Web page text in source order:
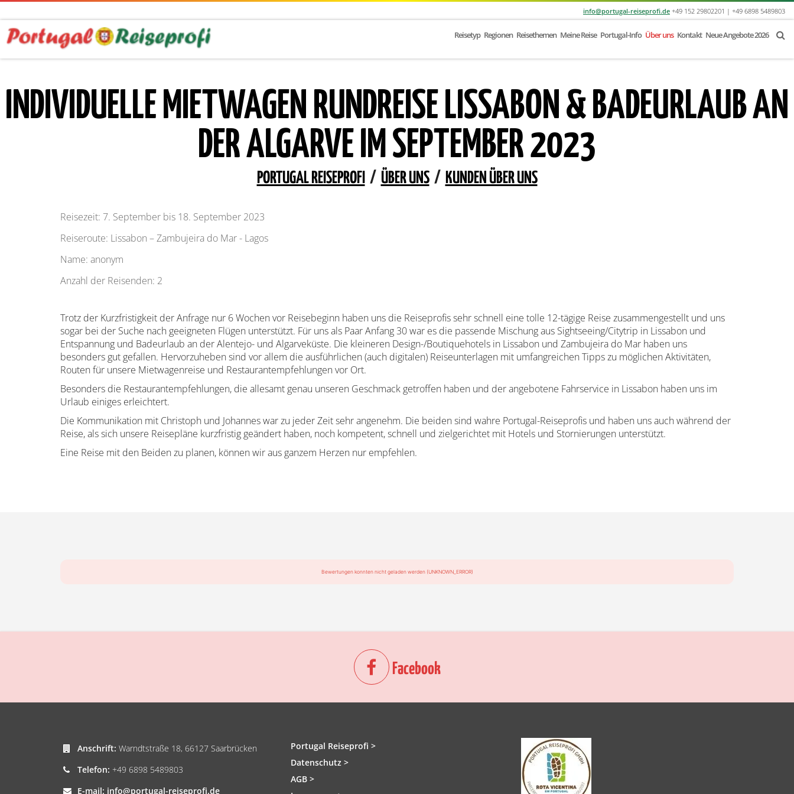
info@portugal-reiseprofi.de +49 152 29802201 | +49 6898 5489803
Reisetyp Regionen Reisethemen Meine Reise Portugal-Info Über uns Kontakt Neue Angebote 2026
INDIVIDUELLE MIETWAGEN RUNDREISE LISSABON & BADEURLAUB AN
DER ALGARVE IM SEPTEMBER 2023
PORTUGAL REISEPROFI / ÜBER UNS/ KUNDEN ÜBER UNS
Reisezeit: 7. September bis 18. September 2023
Reiseroute: Lissabon – Zambujeira do Mar - Lagos
Name: anonym
Anzahl der Reisenden: 2
Trotz der Kurzfristigkeit der Anfrage nur 6 Wochen vor Reisebeginn haben uns die Reiseprofis sehr schnell eine tolle 12-tägige Reise zusammengestellt und uns
sogar bei der Suche nach geeigneten Flügen unterstützt. Für uns als Paar Anfang 30 war es die passende Mischung aus Sightseeing/Citytrip in Lissabon und
Entspannung und Badeurlaub an der Alentejo- und Algarveküste. Die kleineren Design-/Boutiquehotels in Lissabon und Zambujeira do Mar haben uns
besonders gut gefallen. Hervorzuheben sind vor allem die ausführlichen (auch digitalen) Reiseunterlagen mit umfangreichen Tipps zu möglichen Aktivitäten,
Routen für unsere Mietwagenreise und Restaurantempfehlungen vor Ort.
Besonders die Restaurantempfehlungen, die allesamt genau unseren Geschmack getroffen haben und der angebotene Fahrservice in Lissabon haben uns im
Urlaub einiges erleichtert.
Die Kommunikation mit Christoph und Johannes war zu jeder Zeit sehr angenehm. Die beiden sind wahre Portugal-Reiseprofis und haben uns auch während der
Reise, als sich unsere Reisepläne kurzfristig geändert haben, noch kompetent, schnell und zielgerichtet mit Hotels und Stornierungen unterstützt.
Eine Reise mit den Beiden zu planen, können wir aus ganzem Herzen nur empfehlen.
Bewertungen konnten nicht geladen werden (UNKNOWN_ERROR)
Facebook
Anschrift: Warndtstraße 18, 66127 Saarbrücken
Telefon: +49 6898 5489803
E-mail: info@portugal-reiseprofi.de
Portugal Reiseprofi >
Datenschutz >
AGB >